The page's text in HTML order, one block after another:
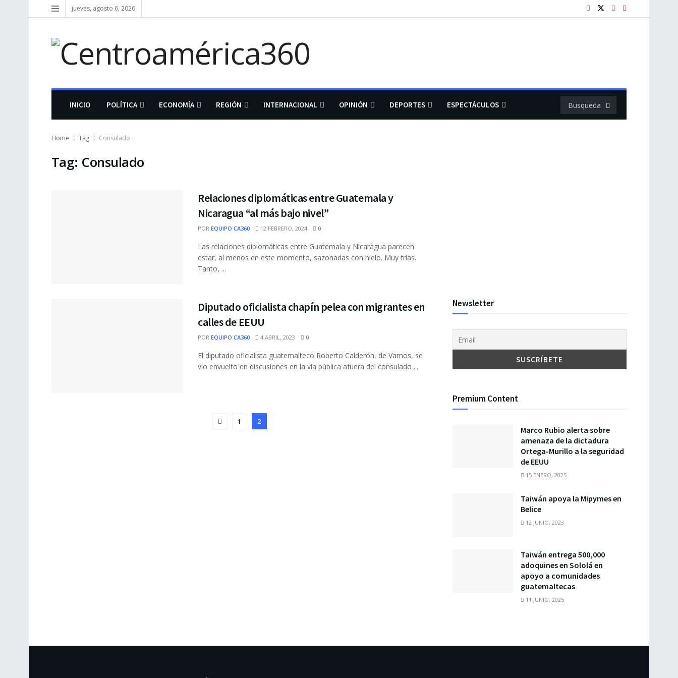
jueves, agosto 6, 2026
INICIO POLÍTICA ECONOMÍA REGIÓN INTERNACIONAL OPINIÓN DEPORTES ESPECTÁCULOS
Home Tag Consulado
Tag: Consulado
Relaciones diplomáticas entre Guatemala y
Nicaragua “al más bajo nivel”
POR EQUIPO CA360 12 FEBRERO, 2024 0
Las relaciones diplomáticas entre Guatemala y Nicaragua parecen
estar, al menos en este momento, sazonadas con hielo. Muy frías.
Tanto, ...
Diputado oficialista chapín pelea con migrantes en
calles de EEUU
POR EQUIPO CA360 4 ABRIL, 2023 0
El diputado oficialista guatemalteco Roberto Calderón, de Vamos, se
vio envuelto en discusiones en la vía pública afuera del consulado ...
1 2
Newsletter
Premium Content
Marco Rubio alerta sobre
amenaza de la dictadura
Ortega-Murillo a la seguridad
de EEUU
15 ENERO, 2025
Taiwán apoya la Mipymes en
Belice
12 JUNIO, 2023
Taiwán entrega 500,000
adoquines en Sololá en
apoyo a comunidades
guatemaltecas
11 JUNIO, 2025